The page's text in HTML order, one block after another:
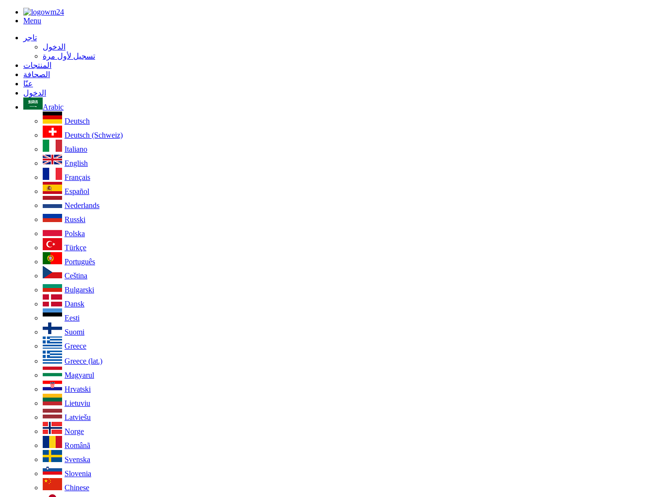
Menu
تاجر
الدخول
تسجيل لأول مرة
المنتجات
الصحافة
عنّا
الدخول
Arabic
Deutsch
Deutsch (Schweiz)
Italiano
English
Français
Español
Nederlands
Russki
Polska
Türkçe
Português
Ceština
Bulgarski
Dansk
Eesti
Suomi
Greece
Greece (lat.)
Magyarul
Hrvatski
Lietuviu
Latviešu
Norge
Românã
Svenska
Slovenia
Chinese